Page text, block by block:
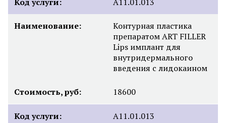
Наименование:
Контурная пластика
препаратом ART FILLER
Lips имплант для
внутридермального
введения с лидокаином
Стоимость, руб: 18600
Код услуги: А11.01.013